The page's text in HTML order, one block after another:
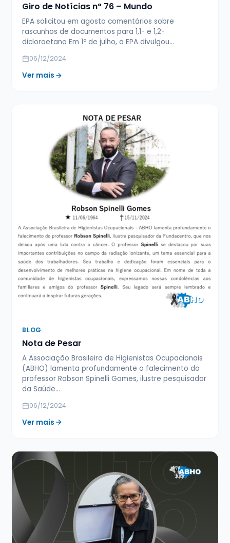
Giro de Notícias n° 76 – Mundo
EPA solicitou em agosto comentários sobre
rascunhos de documentos para 1,1- e 1,2-
dicloroetano Em 1º de julho, a EPA divulgou…
06/12/2024
Ver mais
BLOG
Nota de Pesar
A Associação Brasileira de Higienistas Ocupacionais
(ABHO) lamenta profundamente o falecimento do
professor Robson Spinelli Gomes, ilustre pesquisador
da Saúde…
06/12/2024
Ver mais